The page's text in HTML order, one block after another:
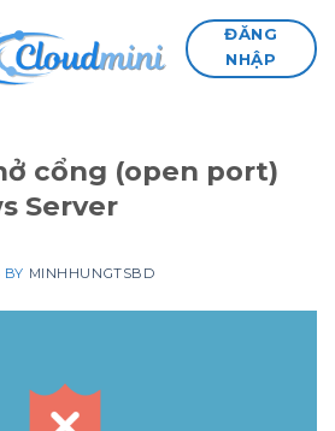
ĐĂNG
NHẬP
cổng (open port)
Server
BY MINHHUNGTSBD